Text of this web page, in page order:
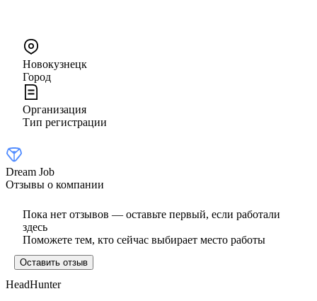
Новокузнецк
Город
Организация
Тип регистрации
Dream Job
Отзывы о компании
Пока нет отзывов — оставьте первый, если работали
здесь
Поможете тем, кто сейчас выбирает место работы
Оставить отзыв
HeadHunter